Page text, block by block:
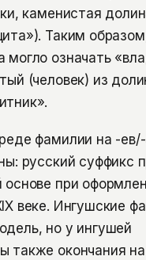
каменистая
Таким
могло означать
(человек) из
фамилии на -
русский суффикс
основе при
веке. Ингушские
но у ингушей
также окончания